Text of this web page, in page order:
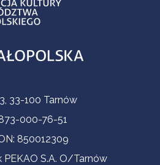
33-100 Tarnów
000-76-51
850012309
PEKAO S.A. O/Tarnów